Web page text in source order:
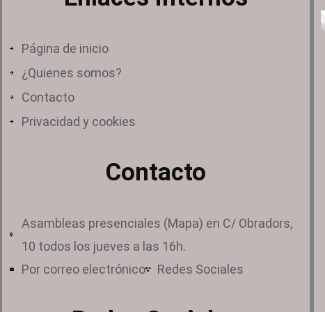
Página de inicio
¿Quienes somos?
Contacto
Privacidad y cookies
Contacto
Asambleas presenciales (Mapa) en C/ Obradors,
10 todos los jueves a las 16h.
Por correo electrónico
Redes Sociales